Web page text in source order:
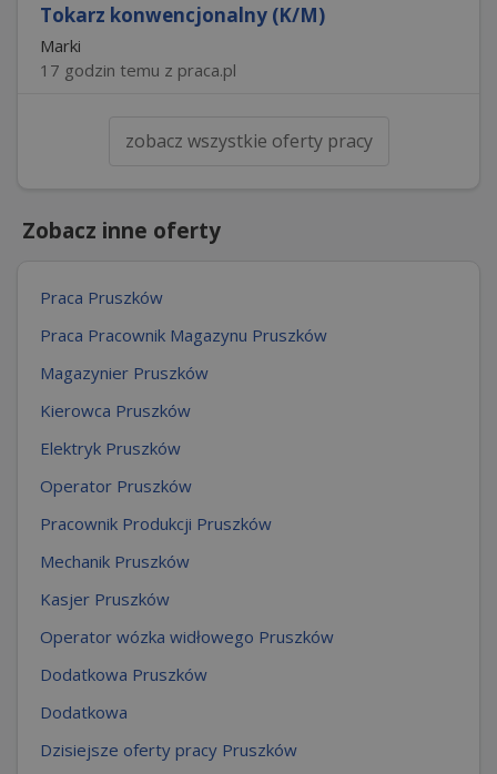
Tokarz konwencjonalny (K/M)
Marki
17 godzin temu z praca.pl
zobacz wszystkie oferty pracy
Zobacz inne oferty
Praca Pruszków
Praca Pracownik Magazynu Pruszków
Magazynier Pruszków
Kierowca Pruszków
Elektryk Pruszków
Operator Pruszków
Pracownik Produkcji Pruszków
Mechanik Pruszków
Kasjer Pruszków
Operator wózka widłowego Pruszków
Dodatkowa Pruszków
Dodatkowa
Dzisiejsze oferty pracy Pruszków